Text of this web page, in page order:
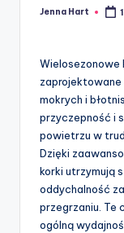
Posted
Jenna Hart
Wielosezonowe
zaprojektowane
mokrych i
przyczepność i
powietrzu w
Dzięki
korki utrzymują
oddychalność
przegrzaniu. Te
ogólną